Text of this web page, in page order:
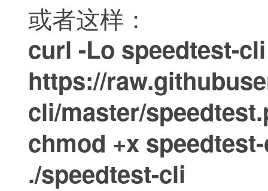
或者这样：
curl -Lo speedtest-cli
https://
cli/master/
chmod +x
./speedtest-cli